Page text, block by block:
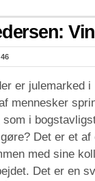
er julemarked
mennesker
i
Det er et
med sine
Det er en